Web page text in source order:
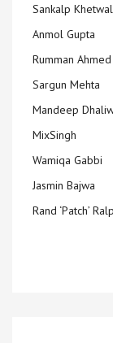
Sankalp Khetwal
Anmol Gupta
Rumman Ahmed
Sargun Mehta
Mandeep
MixSingh
Wamiqa Gabbi
Jasmin Bajwa
Rand ‘Patch’